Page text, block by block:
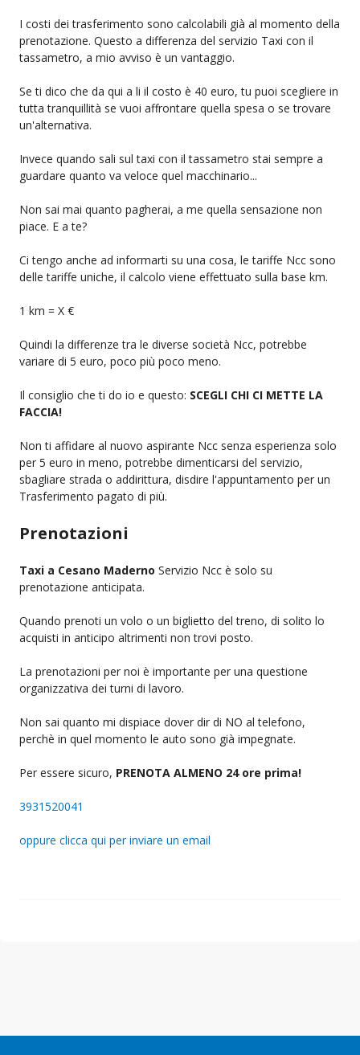
I costi dei trasferimento sono calcolabili già al momento della
prenotazione. Questo a differenza del servizio Taxi con il
tassametro, a mio avviso è un vantaggio.
Se ti dico che da qui a li il costo è 40 euro, tu puoi scegliere in
tutta tranquillità se vuoi affrontare quella spesa o se trovare
un'alternativa.
Invece quando sali sul taxi con il tassametro stai sempre a
guardare quanto va veloce quel macchinario...
Non sai mai quanto pagherai, a me quella sensazione non
piace. E a te?
Ci tengo anche ad informarti su una cosa, le tariffe Ncc sono
delle tariffe uniche, il calcolo viene effettuato sulla base km.
1 km = X €
Quindi la differenze tra le diverse società Ncc, potrebbe
variare di 5 euro, poco più poco meno.
Il consiglio che ti do io e questo: SCEGLI CHI CI METTE LA
FACCIA!
Non ti affidare al nuovo aspirante Ncc senza esperienza solo
per 5 euro in meno, potrebbe dimenticarsi del servizio,
sbagliare strada o addirittura, disdire l'appuntamento per un
Trasferimento pagato di più.
Prenotazioni
Taxi a Cesano Maderno Servizio Ncc è solo su
prenotazione anticipata.
Quando prenoti un volo o un biglietto del treno, di solito lo
acquisti in anticipo altrimenti non trovi posto.
La prenotazioni per noi è importante per una questione
organizzativa dei turni di lavoro.
Non sai quanto mi dispiace dover dir di NO al telefono,
perchè in quel momento le auto sono già impegnate.
Per essere sicuro, PRENOTA ALMENO 24 ore prima!
3931520041
oppure clicca qui per inviare un email